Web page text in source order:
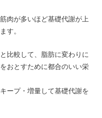
肉が多いほど基礎代謝が上
す。
比較して、脂肪に変わりに
おとすために都合のいい栄
ープ・増量して基礎代謝を